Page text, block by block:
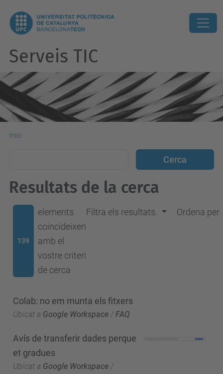
Serveis TIC
Inici
Resultats de la cerca
139
elements
coincideixen
amb el
vostre criteri
de cerca
Filtra els resultats. Ordena per
Colab: no em munta els fitxers
Ubicat a Google Workspace / FAQ
Avís de transferir dades perque
et gradues
Ubicat a Google Workspace /